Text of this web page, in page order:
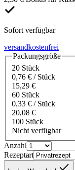
Sofort verfügbar
versandkostenfrei
Packungsgröße
20 Stück
0,76 € / Stück
15,29 €
60 Stück
0,33 € / Stück
20,08 €
100 Stück
Nicht verfügbar
Anzahl
Rezeptart